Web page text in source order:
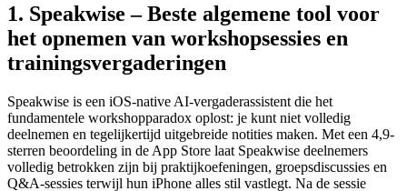
1. Speakwise – Beste algemene tool voor
het opnemen van workshopsessies en
trainingsvergaderingen
Speakwise is een iOS-native AI-vergaderassistent die het
fundamentele workshopparadox oplost: je kunt niet volledig
deelnemen en tegelijkertijd uitgebreide notities maken. Met een 4,9-
sterren beoordeling in de App Store laat Speakwise deelnemers
volledig betrokken zijn bij praktijkoefeningen, groepsdiscussies en
Q&A-sessies terwijl hun iPhone alles stil vastlegt. Na de sessie